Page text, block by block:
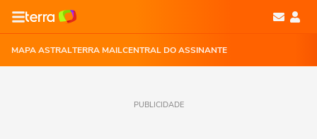
MAPA ASTRALTERRA MAILCENTRAL DO ASSINANTE
PUBLICIDADE